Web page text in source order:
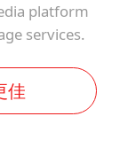
platform
services.
佳